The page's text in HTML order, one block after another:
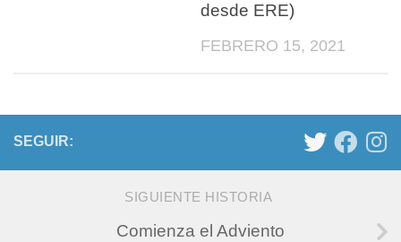
desde ERE)
FEBRERO 15, 2021
SEGUIR:
SIGUIENTE HISTORIA
Comienza el Adviento